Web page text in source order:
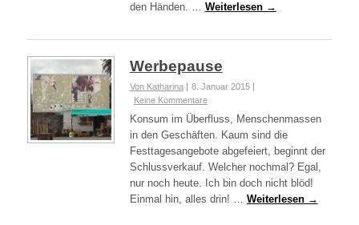
den Händen. … Weiterlesen →
Werbepause
Von Katharina
8. Januar 2015
Keine Kommentare
Konsum im Überfluss, Menschenmassen
in den Geschäften. Kaum sind die
Festtagesangebote abgefeiert, beginnt der
Schlussverkauf. Welcher nochmal? Egal,
nur noch heute. Ich bin doch nicht blöd!
Einmal hin, alles drin! … Weiterlesen →